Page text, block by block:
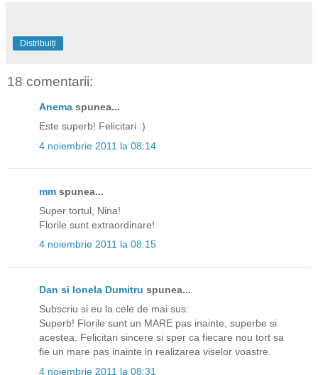
Distribuiți
18 comentarii:
Anema spunea...
Este superb! Felicitari :)
4 noiembrie 2011 la 08:14
mm spunea...
Super tortul, Nina!
Florile sunt extraordinare!
4 noiembrie 2011 la 08:15
Dan si Ionela Dumitru spunea...
Subscriu si eu la cele de mai sus:
Superb! Florile sunt un MARE pas inainte, superbe si
acestea. Felicitari sincere si sper ca fiecare nou tort sa
fie un mare pas inainte in realizarea viselor voastre.
4 noiembrie 2011 la 08:31